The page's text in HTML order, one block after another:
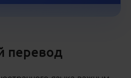
перевод